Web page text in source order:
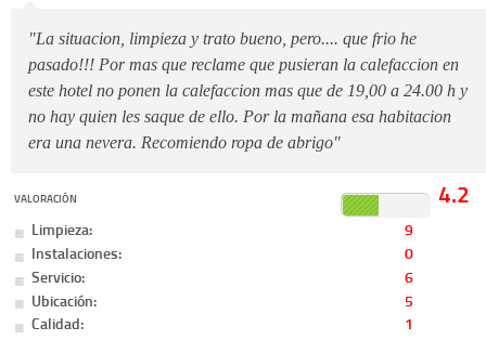
"La situacion, limpieza y trato bueno, pero.... que frio he
pasado!!! Por mas que reclame que pusieran la calefaccion en
este hotel no ponen la calefaccion mas que de 19,00 a 24.00 h y
no hay quien les saque de ello. Por la mañana esa habitacion
era una nevera. Recomiendo ropa de abrigo"
VALORACIÓN 4.2
Limpieza:
9
Instalaciones:
0
Servicio:
6
Ubicación:
5
Calidad:
1